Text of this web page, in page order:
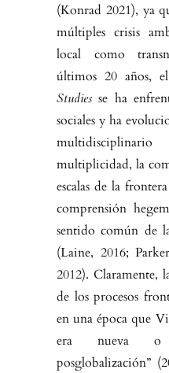
(Konrad 2021), ya
múltiples crisis
local como
últimos 20 años,
Studiesse ha
sociales y ha
multiplicidad, la
escalas de la
comprensión
sentido común de
(Laine, 2016;
2012). Claramente,
de los procesos
en una época que
era nueva o
posglobalización”